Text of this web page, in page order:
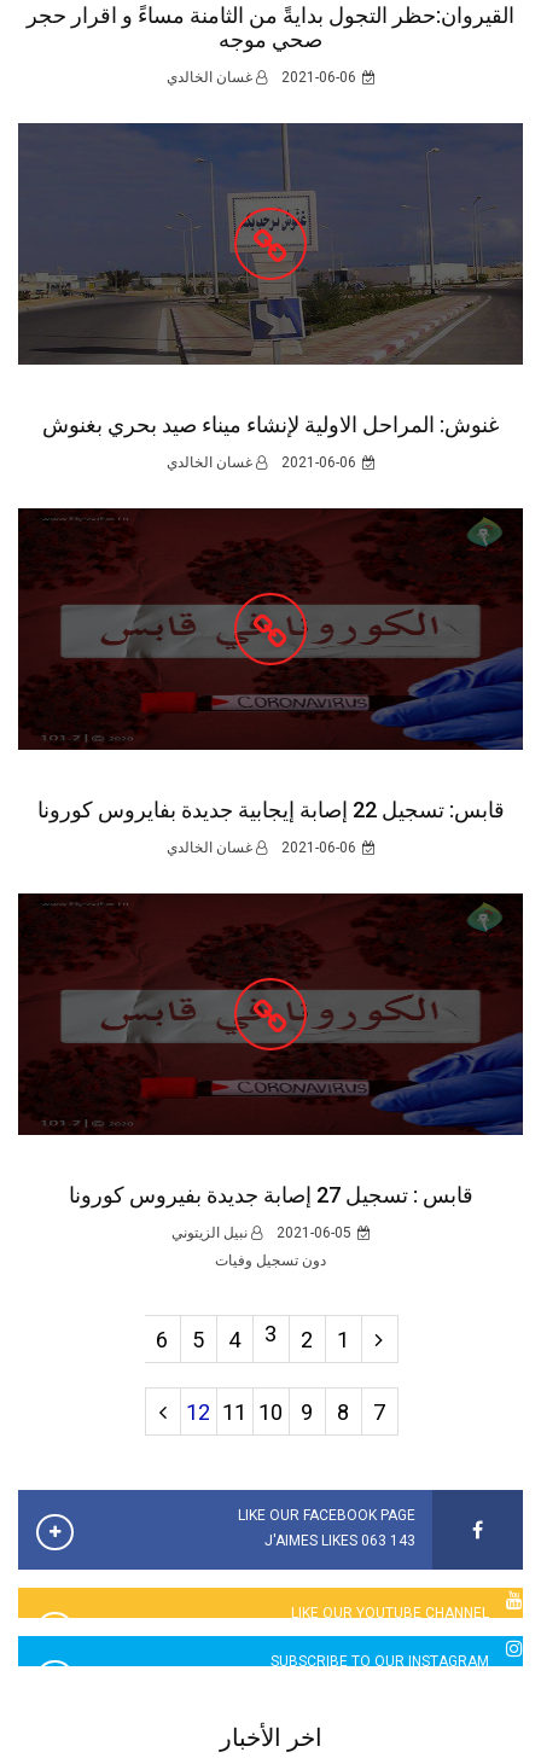
القيروان:حظر التجول بدايةً من الثامنة مساءً و اقرار حجر
صحي موجه
2021-06-06 غسان الخالدي
غنوش: المراحل الاولية لإنشاء ميناء صيد بحري بغنوش
2021-06-06 غسان الخالدي
قابس: تسجيل 22 إصابة إيجابية جديدة بفايروس كورونا
2021-06-06 غسان الخالدي
قابس : تسجيل 27 إصابة جديدة بفيروس كورونا
2021-06-05
نبيل الزيتوني
دون تسجيل وفيات
1
2
3
4
5
6
7
8
9
10
11
12
LIKE OUR FACEBOOK PAGE
143 063 J'AIMES LIKES
LIKE OUR YOUTUBE CHANNEL
2760 LIKES
SUBSCRIBE TO OUR INSTAGRAM
اخر الأخبار